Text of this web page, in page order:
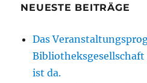
NEUESTE BEITRÄGE
Das
ist da.